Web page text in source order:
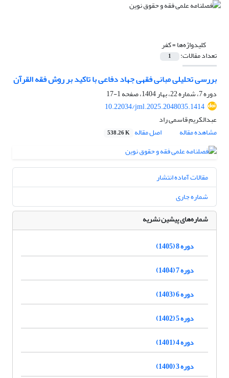
کلیدواژه‌ها =کفر
تعداد مقالات: 1
بررسی تحلیلی مبانی فقهی جهاد دفاعی با تاکید بر روش فقه القرآن
دوره 7، شماره 22، بهار 1404، صفحه
1-17
10.22034/jml.2025.2048035.1414
عبدالکریم قاسمی راد
مشاهده مقاله
اصل مقاله 538.26 K
مقالات آماده انتشار
شماره جاری
شماره‌های پیشین نشریه
دوره 8 (1405)
دوره 7 (1404)
دوره 6 (1403)
دوره 5 (1402)
دوره 4 (1401)
دوره 3 (1400)